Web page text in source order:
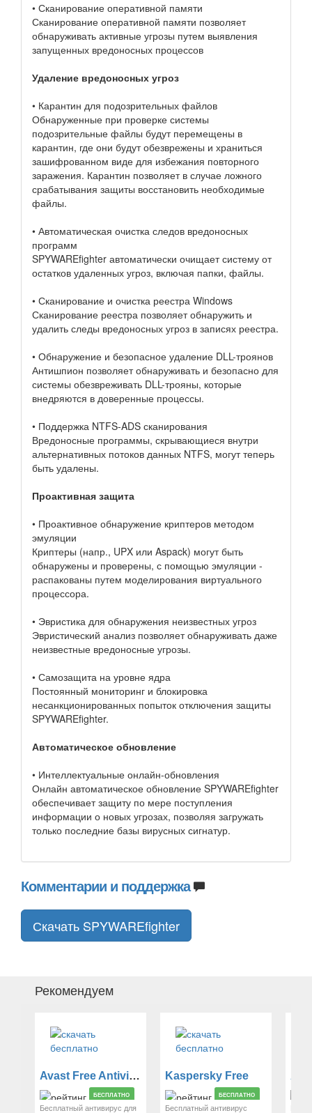
• Сканирование оперативной памяти
Сканирование оперативной памяти позволяет
обнаруживать активные угрозы путем выявления
запущенных вредоносных процессов
Удаление вредоносных угроз
• Карантин для подозрительных файлов
Обнаруженные при проверке системы
подозрительные файлы будут перемещены в
карантин, где они будут обезврежены и храниться
зашифрованном виде для избежания повторного
заражения. Карантин позволяет в случае ложного
срабатывания защиты восстановить необходимые
файлы.
• Автоматическая очистка следов вредоносных
программ
SPYWAREfighter автоматически очищает систему от
остатков удаленных угроз, включая папки, файлы.
• Сканирование и очистка реестра Windows
Сканирование реестра позволяет обнаружить и
удалить следы вредоносных угроз в записях реестра.
• Обнаружение и безопасное удаление DLL-троянов
Антишпион позволяет обнаруживать и безопасно для
системы обезвреживать DLL-трояны, которые
внедряются в доверенные процессы.
• Поддержка NTFS-ADS сканирования
Вредоносные программы, скрывающиеся внутри
альтернативных потоков данных NTFS, могут теперь
быть удалены.
Проактивная защита
• Проактивное обнаружение криптеров методом
эмуляции
Криптеры (напр., UPX или Aspack) могут быть
обнаружены и проверены, с помощью эмуляции -
распакованы путем моделирования виртуального
процессора.
• Эвристика для обнаружения неизвестных угроз
Эвристический анализ позволяет обнаруживать даже
неизвестные вредоносные угрозы.
• Самозащита на уровне ядра
Постоянный мониторинг и блокировка
несанкционированных попыток отключения защиты
SPYWAREfighter.
Автоматическое обновление
• Интеллектуальные онлайн-обновления
Онлайн автоматическое обновление SPYWAREfighter
обеспечивает защиту по мере поступления
информации о новых угрозах, позволяя загружать
только последние базы вирусных сигнатур.
Комментарии и поддержка
Скачать SPYWAREfighter
Рекомендуем
Avast Free Antivirus
БЕСПЛАТНО
Бесплатный антивирус для
Kaspersky Free
БЕСПЛАТНО
Бесплатный антивирус